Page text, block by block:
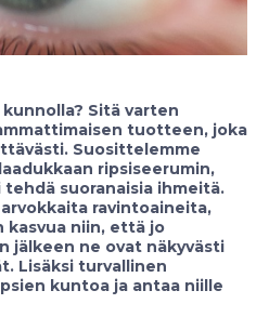
Sitä varten
tuotteen, joka
Suosittelemme
ripsiseerumin,
suoranaisia ihmeitä.
ravintoaineita,
kasvua niin, että jo
jälkeen ne ovat näkyvästi
Lisäksi turvallinen
kuntoa ja antaa niille